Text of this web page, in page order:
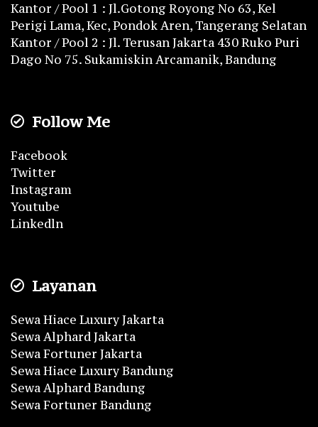
Kantor / Pool 1 : Jl.Gotong Royong No 63, Kel
Perigi Lama, Kec, Pondok Aren, Tangerang Selatan
Kantor / Pool 2 : Jl. Terusan Jakarta 430 Ruko Puri
Dago No 75. Sukamiskin Arcamanik, Bandung
Follow Me
Facebook
Twitter
Instagram
Youtube
Linkedln
Layanan
Sewa Hiace Luxury Jakarta
Sewa Alphard Jakarta
Sewa Fortuner Jakarta
Sewa Hiace Luxury Bandung
Sewa Alphard Bandung
Sewa Fortuner Bandung